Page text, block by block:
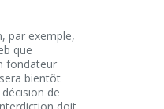
par exemple,
que
fondateur
bientôt
décision de